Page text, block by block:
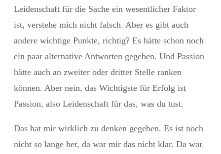
Leidenschaft für die Sache ein wesentlicher Faktor
ist, verstehe mich nicht falsch. Aber es gibt auch
andere wichtige Punkte, richtig? Es hätte schon noch
ein paar alternative Antworten gegeben. Und Passion
hätte auch an zweiter oder dritter Stelle ranken
können. Aber nein, das Wichtigste für Erfolg ist
Passion, also Leidenschaft für das, was du tust.
Das hat mir wirklich zu denken gegeben. Es ist noch
nicht so lange her, da war mir das nicht klar. Da war